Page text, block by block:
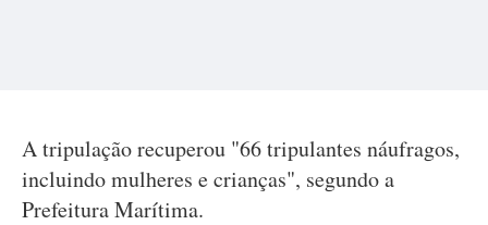
A tripulação recuperou "66 tripulantes náufragos,
incluindo mulheres e crianças", segundo a
Prefeitura Marítima.